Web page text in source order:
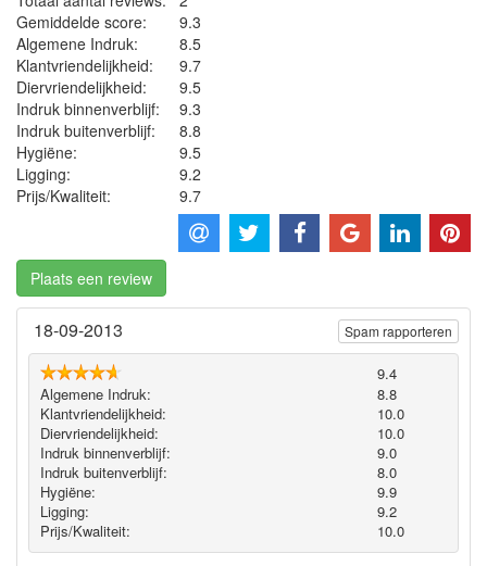
Gemiddelde score:
9.3
Algemene Indruk:
8.5
Klantvriendelijkheid:
9.7
Diervriendelijkheid:
9.5
Indruk binnenverblijf:
9.3
Indruk buitenverblijf:
8.8
Hygiëne‎:
9.5
Ligging:
9.2
Prijs/Kwaliteit:
9.7
Plaats een review
18-09-2013
9.4
Algemene Indruk:
8.8
Klantvriendelijkheid:
10.0
Diervriendelijkheid:
10.0
Indruk binnenverblijf:
9.0
Indruk buitenverblijf:
8.0
Hygiëne‎:
9.9
Ligging:
9.2
Prijs/Kwaliteit:
10.0
Spam rapporteren